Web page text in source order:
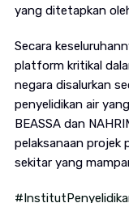
yang ditetapkan
Secara
platform kritikal
negara disalurkan
penyelidikan air
BEASSA dan
pelaksanaan projek
sekitar yang